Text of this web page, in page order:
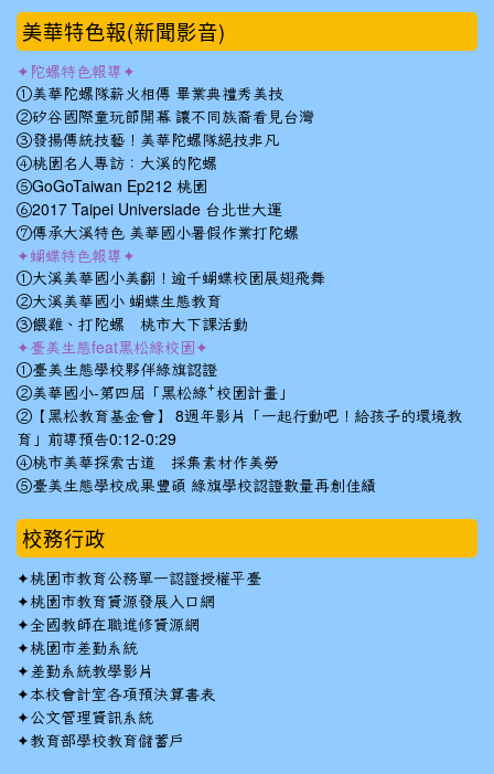
美華特色報(新聞影音)
✦陀螺特色報導✦
①美華陀螺隊薪火相傳 畢業典禮秀美技
②矽谷國際童玩節開幕 讓不同族裔看見台灣
③發揚傳統技藝！美華陀螺隊絕技非凡
④桃園名人專訪：大溪的陀螺
⑤GoGoTaiwan Ep212 桃園
⑥2017 Taipei Universiade 台北世大運
⑦傳承大溪特色 美華國小暑假作業打陀螺
✦蝴蝶特色報導✦
①大溪美華國小美翻！逾千蝴蝶校園展翅飛舞
②大溪美華國小 蝴蝶生態教育
③餵雞、打陀螺 桃市大下課活動
✦臺美生態feat黑松綠校園✦
①臺美生態學校夥伴綠旗認證
②美華國小-第四屆「黑松綠⁺校園計畫」
②【黑松教育基金會】 8週年影片「一起行動吧！給孩子的環境教
育」前導預告0:12-0:29
④桃市美華探索古道 採集素材作美勞
⑤臺美生態學校成果豐碩 綠旗學校認證數量再創佳績
校務行政
✦桃園市教育公務單一認證授權平臺
✦桃園市教育資源發展入口網
✦全國教師在職進修資源網
✦桃園市差勤系統
✦ 差勤系統教學影片
✦本校會計室各項預決算書表
✦公文管理資訊系統
✦教育部學校教育儲蓄戶